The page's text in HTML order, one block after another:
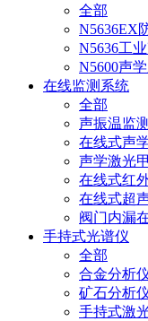
全部
N5636EX
N5636工
N5600声
在线监测系统
全部
声振温监
在线式声
声学激光
在线式红
在线式超
阀门内漏
手持式光谱仪
全部
合金分析
矿石分析
手持式激